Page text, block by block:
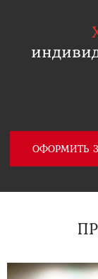
ОФОРМИТЬ